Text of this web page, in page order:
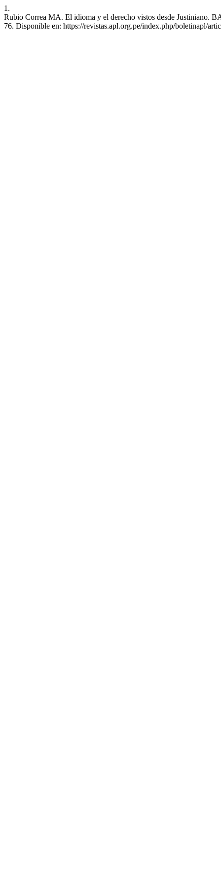
1.
Rubio Correa MA. El idioma y el derecho vistos desde Justiniano.
76. Disponible en: https://revistas.apl.org.pe/index.php/boletinapl/